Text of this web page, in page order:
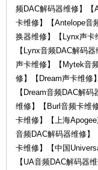
频DAC解码器维修】【
卡维修】【Antelope音
换器维修】【Lynx声
【Lynx音频DAC解码
声卡维修】【Mytek音
修】【Dream声卡维修
【Dream音频DAC解
维修】【Burl音频卡维
卡维修】【上海
音频DAC解码器维修】
卡维修】【中国
【UA音频DAC解码器